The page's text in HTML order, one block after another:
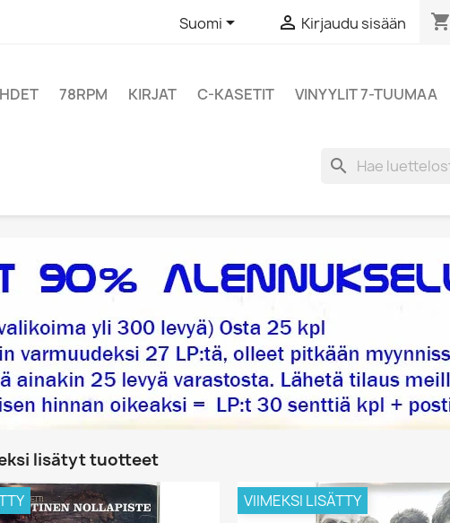
Suomi  Kirjaudu sisään shopping_cart
78RPM KIRJAT C-KASETIT VINYYLIT 7-TUUMAA
search
lisätyt tuotteet
VIIMEKSI LISÄTTY